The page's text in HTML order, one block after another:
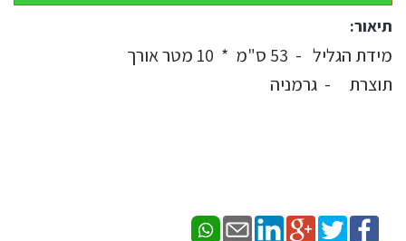
תיאור:
מידת הגליל - 53 ס"מ * 10 מטר אורך
תוצרת - גרמניה